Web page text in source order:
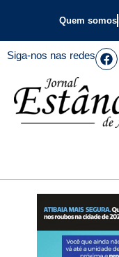
Quem somos
Siga-nos nas redes